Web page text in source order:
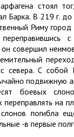
стоял
Барка. В 219 г. до
Риму город
совершил
севера. С собой
подвижную
боевых
на
погибла
-в первые